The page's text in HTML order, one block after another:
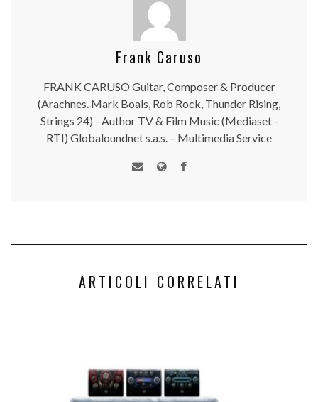
Frank Caruso
FRANK CARUSO Guitar, Composer & Producer
(Arachnes. Mark Boals, Rob Rock, Thunder Rising,
Strings 24) - Author TV & Film Music (Mediaset -
RTI) Globaloundnet s.a.s. – Multimedia Service
ARTICOLI CORRELATI